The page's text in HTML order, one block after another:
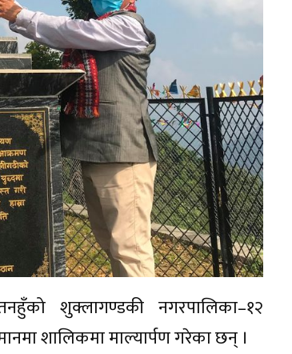
शुक्लागण्डकी नगरपालिका–१२
शालिकमा माल्यार्पण गरेका छन् ।